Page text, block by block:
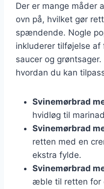
Der er mange måder
ovn på, hvilket gør
spændende. Nogle
inkluderer tilføjelse
saucer og
hvordan du kan
Svinemørbrad
hvidløg til
Svinemørbrad
retten med en
ekstra fylde.
Svinemørbrad
æble til retten for